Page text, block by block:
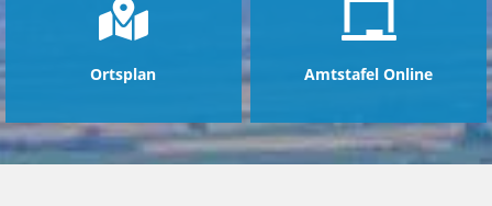
Ortsplan Amtstafel Online